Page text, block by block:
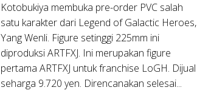
Kotobukiya membuka pre-order PVC salah
satu karakter dari Legend of Galactic Heroes,
Yang Wenli. Figure setinggi 225mm ini
diproduksi ARTFXJ. Ini merupakan figure
pertama ARTFXJ untuk franchise LoGH. Dijual
seharga 9.720 yen. Direncanakan selesai...